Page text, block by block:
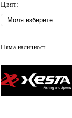
Цвят:
Няма наличност